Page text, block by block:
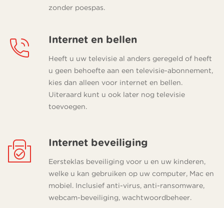
zonder poespas.
Internet en bellen
Heeft u uw televisie al anders geregeld of heeft
u geen behoefte aan een televisie-abonnement,
kies dan alleen voor internet en bellen.
Uiteraard kunt u ook later nog televisie
toevoegen.
Internet beveiliging
Eersteklas beveiliging voor u en uw kinderen,
welke u kan gebruiken op uw computer, Mac en
mobiel. Inclusief anti-virus, anti-ransomware,
webcam-beveiliging, wachtwoordbeheer.